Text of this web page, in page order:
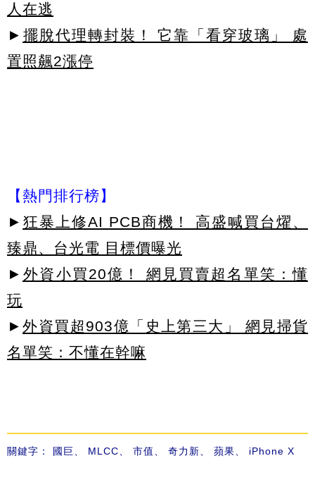
人在逃
► 擺脫代理轉封裝！ 它靠「看穿玻璃」 處
置照飆2漲停
【熱門排行榜】
► 狂暴上修AI PCB商機！ 高盛喊買台燿、
臻鼎、台光電 目標價曝光
► 外資小買20億！ 網見買賣超名單笑：懂
玩
► 外資買超903億「史上第三大」 網見掃貨
名單笑：不懂在幹嘛
關鍵字： 國巨 MLCC 市值 奇力新 蘋果 iPhone X